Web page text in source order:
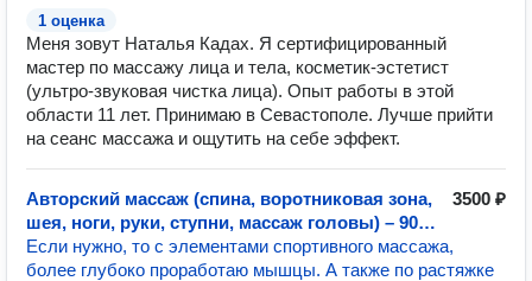
1 оценка
Меня зовут Наталья Кадах. Я сертифицированный
мастер по массажу лица и тела, косметик-эстетист
(ультро-звуковая чистка лица). Опыт работы в этой
области 11 лет. Принимаю в Севастополе. Лучше прийти
на сеанс массажа и ощутить на себе эффект.
Авторский массаж (спина, воротниковая зона,
шея, ноги, руки, ступни, массаж головы) – 90
мин.
3500 ₽
Если нужно, то с элементами спортивного массажа,
более глубоко проработаю мышцы. А также по растяжке